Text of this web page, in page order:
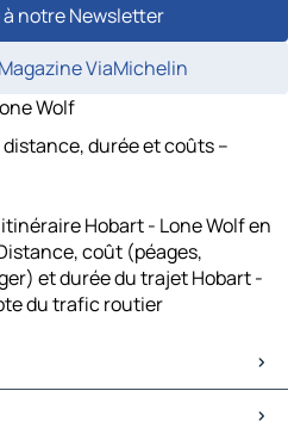
notre Newsletter
ViaMichelin
Wolf
durée et coûts –
Hobart - Lone Wolf en
coût (péages,
et durée du trajet Hobart -
du trafic routier